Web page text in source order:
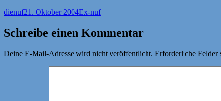
Autor
dienufVeröffentlicht
21. Oktober 2004Kategorien
Ex-nuf
Schreibe einen Kommentar
Deine E-Mail-Adresse wird nicht veröffentlicht. Erforderliche Felder